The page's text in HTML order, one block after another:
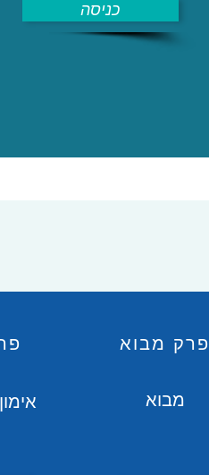
כניסה
פרק מבוא
מבוא